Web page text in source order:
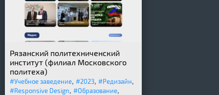
Рязанский политехниченский
институт (филиал Московского
политеха)
#Учебное заведение, #2023, #Редизайн,
#Responsive Design, #Образование,